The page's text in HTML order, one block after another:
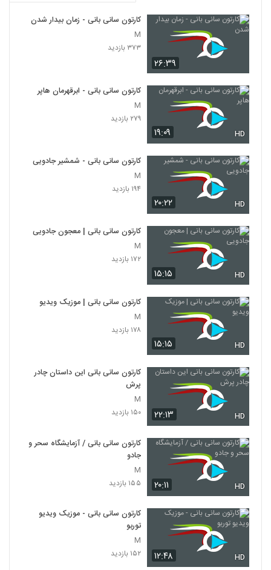
۲۶:۳۹
کارتون سانی بانی - زمان بیدار شدن
M
۳۷۳ بازدید
۱۹:۰۹ HD
کارتون سانی بانی - ابرقهرمان هاپر
M
۲۷۹ بازدید
۲۰:۲۲ HD
کارتون سانی بانی - شمشیر جادویی
M
۱۹۴ بازدید
۱۵:۱۵ HD
کارتون سانی بانی | معجون جادویی
M
۱۷۲ بازدید
۱۵:۱۵ HD
کارتون سانی بانی | موزیک ویدیو
M
۱۷۸ بازدید
۲۲:۱۳ HD
کارتون سانی بانی این داستان چادر
پرش
M
۱۵۰ بازدید
۲۰:۱۱ HD
کارتون سانی بانی / آزمایشگاه سحر و
جادو
M
۱۵۵ بازدید
۱۲:۴۸ HD
کارتون سانی بانی - موزیک ویدیو
توربو
M
۱۵۲ بازدید